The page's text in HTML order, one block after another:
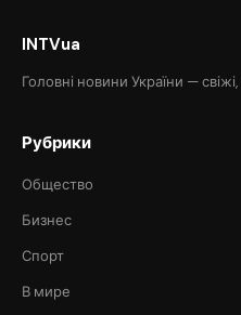
INTVua
Головні новини України — свіжі,
Рубрики
Общество
Бизнес
Спорт
В мире